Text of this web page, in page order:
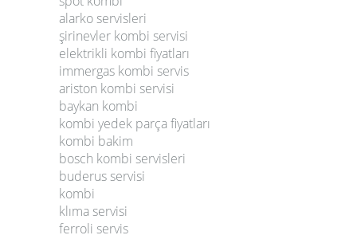
alarko servisleri
şirinevler kombi servisi
elektrikli kombi fiyatları
immergas kombi servis
ariston kombi servisi
baykan kombi
kombi yedek parça fiyatları
kombi bakim
bosch kombi servisleri
buderus servisi
kombi
klıma servisi
ferroli servis